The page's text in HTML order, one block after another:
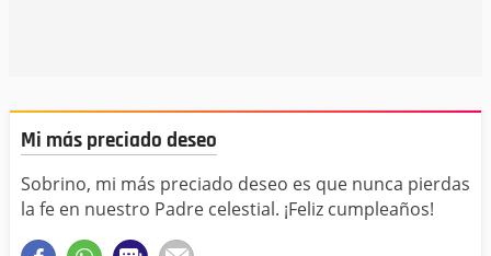
Mi más preciado deseo
Sobrino, mi más preciado deseo es que nunca pierdas
la fe en nuestro Padre celestial. ¡Feliz cumpleaños!